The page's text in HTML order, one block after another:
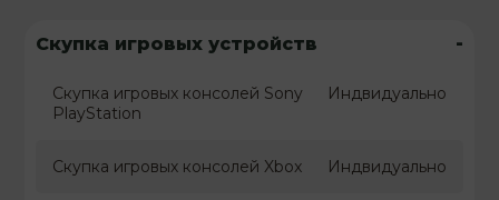
Скупка игровых устройств -
Скупка игровых консолей Sony
PlayStation
Индвидуально
Скупка игровых консолей Xbox Индвидуально